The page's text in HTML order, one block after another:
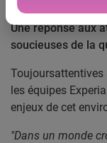
Une réponse aux
soucieuses de la
Toujoursattentives
les équipes
enjeux de cet
"Dans un monde